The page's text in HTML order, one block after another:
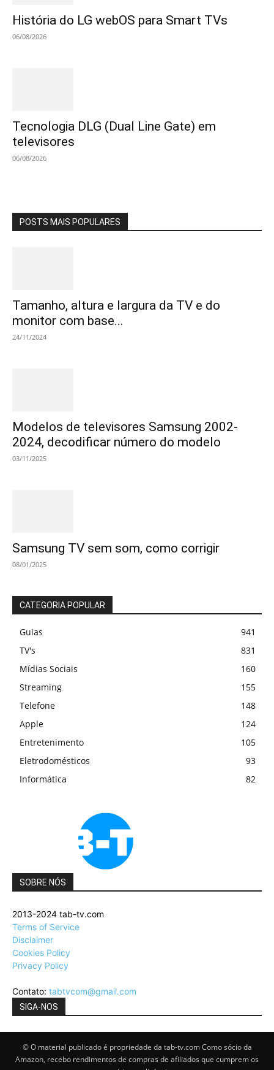
História do LG webOS para Smart TVs
06/08/2026
Tecnologia DLG (Dual Line Gate) em
televisores
06/08/2026
POSTS MAIS POPULARES
Tamanho, altura e largura da TV e do
monitor com base...
24/11/2024
Modelos de televisores Samsung 2002-
2024, decodificar número do modelo
03/11/2025
Samsung TV sem som, como corrigir
08/01/2025
CATEGORIA POPULAR
Guias
941
TV's
831
Mídias Sociais
160
Streaming
155
Telefone
148
Apple
124
Entretenimento
105
Eletrodomésticos
93
Informática
82
SOBRE NÓS
2013-2024 tab-tv.com
Terms of Service
Disclaimer
Cookies Policy
Privacy Policy
Contato: tabtvcom@gmail.com
SIGA-NOS
© O material publicado é propriedade da tab-tv.com Como sócio da
Amazon, recebo rendimentos de compras de afiliados que cumprem os